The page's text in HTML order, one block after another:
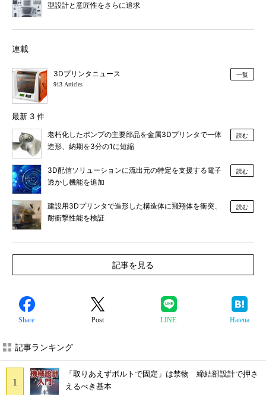
型設計と意匠性をさらに追求
連載
3Dプリンタニュース
913 Articles
一覧
最新 3 件
老朽化したポンプの主要部品を金属3Dプリンタで一体
造形、納期を3分の1に短縮
読む
3D配信ソリューションに流出元の特定を支援する電子
透かし機能を追加
読む
建設用3Dプリンタで造形した構造体に飛翔体を衝突、
耐衝撃性能を検証
読む
記事を見る
Share Post LINE Hatena
記事ランキング
「取りあえずボルトで固定」は禁物 締結部設計で押さ
えるべき基本